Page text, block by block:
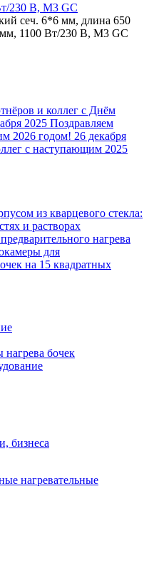
230 В, M3 GC
сеч. 6*6 мм, длина 650
1100 Вт/230 В, M3 GC
и коллег с Днём
2025 Поздравляем
2026 годом! 26 декабря
с наступающим 2025
из кварцевого стекла:
и растворах
нагрева
для
на 15 квадратных
бочек
бизнеса
нагревательные